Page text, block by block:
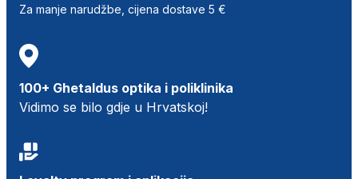
Za manje narudžbe, cijena dostave 5 €
100+ Ghetaldus optika i poliklinika
Vidimo se bilo gdje u Hrvatskoj!